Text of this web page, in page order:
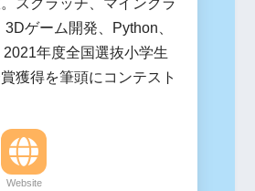
ゲーム開発、Python、
年度全国選抜小学生
獲得を筆頭にコンテスト
Website